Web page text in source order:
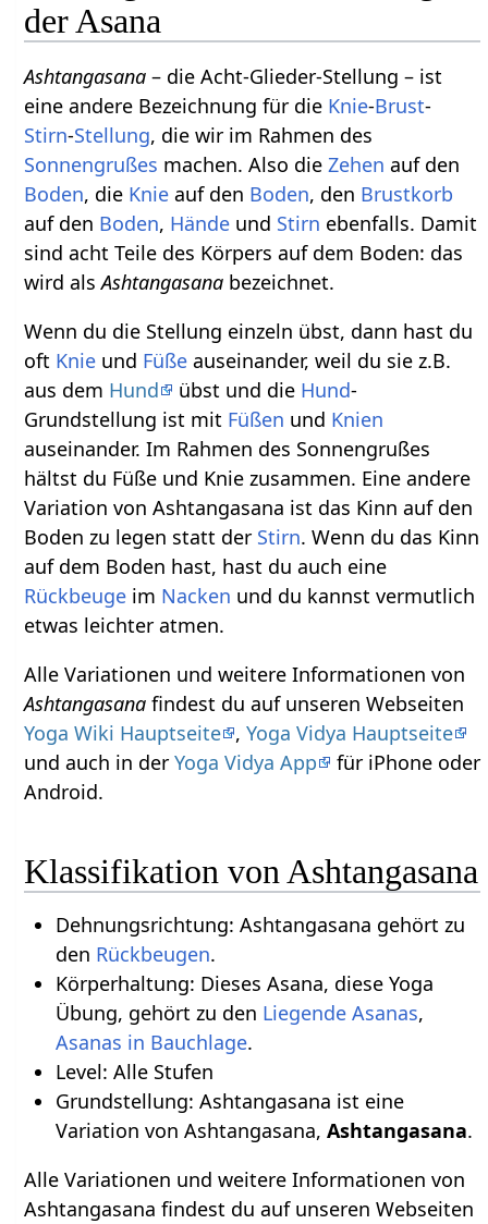
der Asana
Ashtangasana – die Acht-Glieder-Stellung – ist
eine andere Bezeichnung für die Knie-Brust-
Stirn-Stellung, die wir im Rahmen des
Sonnengrußes machen. Also dieZehen auf den
Boden, die Knie auf den Boden, den Brustkorb
auf den Boden, Hände und Stirn ebenfalls. Damit
sind acht Teile des Körpers auf dem Boden: das
wird alsAshtangasana bezeichnet.
Wenn du die Stellung einzeln übst, dann hast du
oft Knie und Füße auseinander, weil du sie z.B.
aus dem Hund übst und die Hund-
Grundstellung ist mit Füßen und Knien
auseinander. Im Rahmen des Sonnengrußes
hältst du Füße und Knie zusammen. Eine andere
Variation von Ashtangasana ist das Kinn auf den
Boden zu legen statt der Stirn. Wenn du das Kinn
auf dem Boden hast, hast du auch eine
Rückbeuge im Nacken und du kannst vermutlich
etwas leichter atmen.
Alle Variationen und weitere Informationen von
Ashtangasana findest du auf unseren Webseiten
Yoga Wiki Hauptseite ,Yoga Vidya Hauptseite
und auch in derYoga Vidya App
für iPhone oder
Android.
Klassifikation von Ashtangasana
Dehnungsrichtung: Ashtangasana gehört zu
den Rückbeugen.
Körperhaltung: Dieses Asana, diese Yoga
Übung, gehört zu den Liegende Asanas,
Asanas in Bauchlage.
Level: Alle Stufen
Grundstellung: Ashtangasana ist eine
Variation von Ashtangasana, Ashtangasana.
Alle Variationen und weitere Informationen von
Ashtangasana findest du auf unseren Webseiten